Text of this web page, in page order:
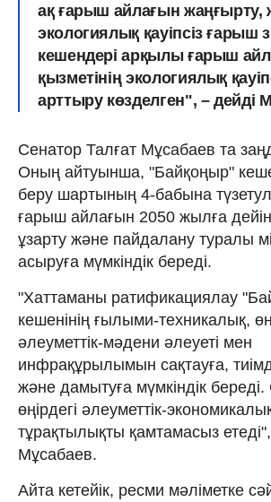
ақ ғарыш айлағын жаңғырту,
экологиялық қауіпсіз ғарыш
кешендері арқылы ғарыш
қызметінің экологиялық
арттыру көзделген", – дейді
Сенатор Талғат Мұсабаев та
Оның айтуынша, "Байқоңыр"
беру шартының 4-бабына
ғарыш айлағын 2050 жылға
ұзарту және пайдалану туралы
асыруға мүмкіндік береді.
"Хаттаманы ратификациялау
кешенінің ғылыми-техникалық,
әлеуметтік-мәдени әлеуеті мен
инфрақұрылымын сақтауға,
және дамытуға мүмкіндік
өңірдегі әлеуметтік-
тұрақтылықты қамтамасыз
Мұсабаев.
Айта кетейік, ресми мәліметке